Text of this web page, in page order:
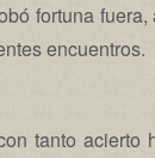
fortuna
encuentros.
tanto